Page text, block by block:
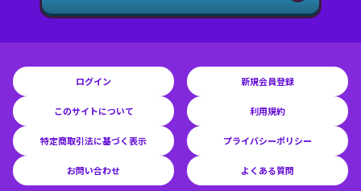
ログイン 新規会員登録
このサイトについて 利用規約
特定商取引法に基づく表示 プライバシーポリシー
お問い合わせ よくある質問